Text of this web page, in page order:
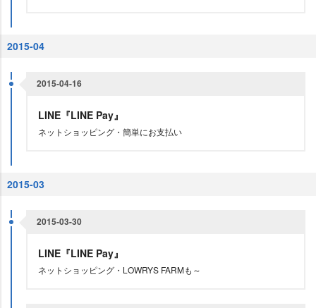
2015-04
2015-04-16
LINE『LINE Pay』
ネットショッピング・簡単にお支払い
2015-03
2015-03-30
LINE『LINE Pay』
ネットショッピング・LOWRYS FARMも～